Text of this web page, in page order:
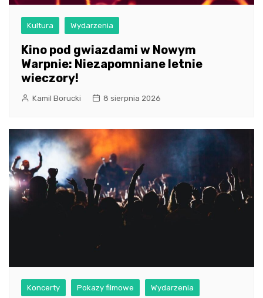
Kultura Wydarzenia
Kino pod gwiazdami w Nowym
Warpnie: Niezapomniane letnie
wieczory!
Kamil Borucki 8 sierpnia 2026
Koncerty Pokazy filmowe Wydarzenia